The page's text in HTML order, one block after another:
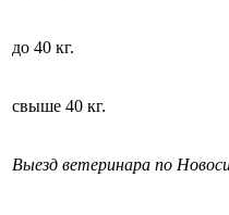
до 40 кг.
свыше 40 кг.
Выезд ветеринара по